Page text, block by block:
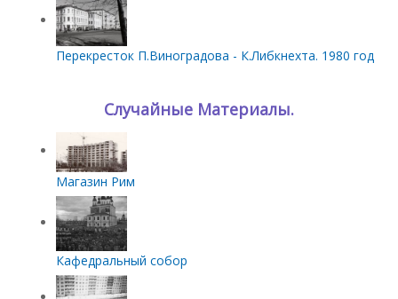
Перекресток П.Виноградова - К.Либкнехта. 1980 год
Случайные Материалы.
Магазин Рим
Кафедральный собор